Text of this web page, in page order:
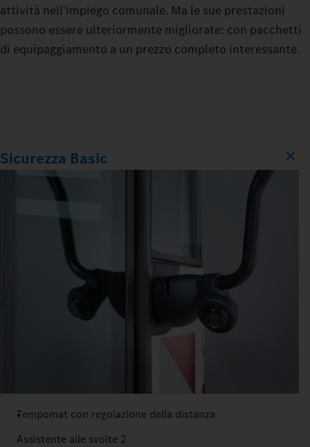
attività nell'impiego comunale. Ma le sue prestazioni
possono essere ulteriormente migliorate: con pacchetti
di equipaggiamento a un prezzo completo interessante.
Sicurezza Basic
Tempomat con regolazione della distanza
Assistente alle svolte 2